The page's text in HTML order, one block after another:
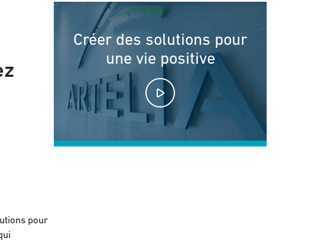
pour
Créer des solutions pour
une vie positive